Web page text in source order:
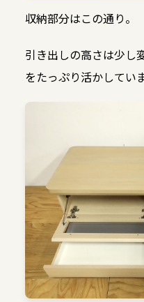
収納部分はこの通り。
引き出しの高さは少し
をたっぷり活かしていま